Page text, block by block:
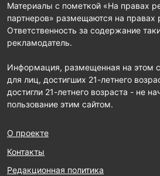
Материалы с пометкой «На правах
партнеров» размещаются на правах
Ответственность за содержание
рекламодатель.
Информация, размещенная на этом
для лиц, достигших 21-летнего
достигли 21-летнего возраста - не
пользование этим сайтом.
О проекте
Контакты
Редакционная политика